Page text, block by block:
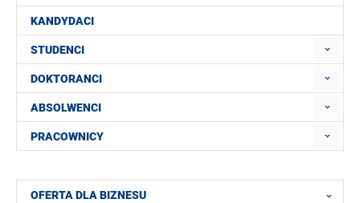
KANDYDACI
STUDENCI
DOKTORANCI
ABSOLWENCI
PRACOWNICY
OFERTA DLA BIZNESU